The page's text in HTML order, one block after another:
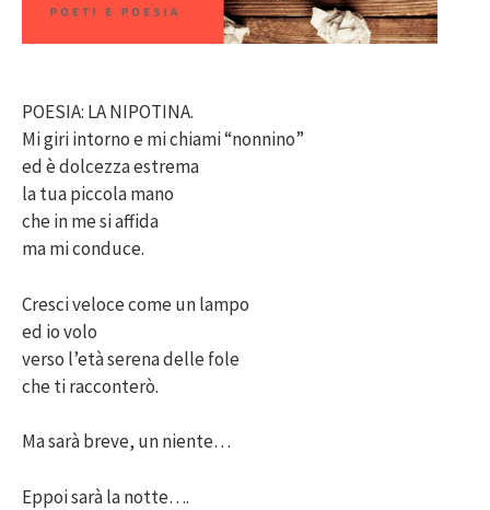
POESIA: LA NIPOTINA.
Mi giri intorno e mi chiami “nonnino”
ed è dolcezza estrema
la tua piccola mano
che in me si affida
ma mi conduce.
Cresci veloce come un lampo
ed io volo
verso l’età serena delle fole
che ti racconterò.
Ma sarà breve, un niente…
Eppoi sarà la notte….